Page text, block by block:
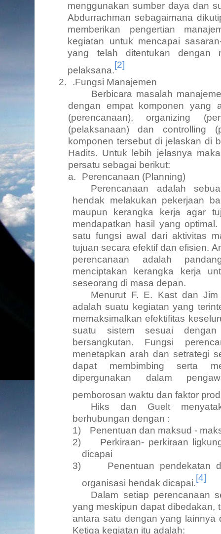
menggunakan sumber daya dan
Abdurrachman sebagaimana
memberikan pengertian
kegiatan untuk mencapai
yang telah ditentukan dengan
pelaksana.
[2]
2.
.Fungsi Manajemen
Berbicara masalah
dengan empat komponen yang
(perencanaan), organizing
(pelaksanaan) dan controlling
komponen tersebut di jelaskan di
Hadits. Untuk lebih jelasnya
persatu sebagai berikut:
a.
Perencanaan (Planning)
Perencanaan adalah
hendak melakukan pekerjaan
maupun kerangka kerja agar
mendapatkan hasil yang
satu fungsi awal dari aktivitas
tujuan secara efektif dan efisien.
perencanaan adalah
menciptakan kerangka kerja
seseorang di masa depan.
Menurut F. E. Kast dan Jim
adalah suatu kegiatan yang
memaksimalkan efektifitas
suatu sistem sesuai
bersangkutan. Fungsi
menetapkan arah dan setrategi
dapat membimbing serta
dipergunakan dalam
pemborosan waktu dan faktor
Hiks dan Guelt
berhubungan dengan :
1)
Penentuan dan maksud-
2)
Perkiraan- perkiraan
dicapai
3)
Penentuan pendekatan
organisasi hendak dicapai.
[4]
Dalam setiap perencanaan
yang meskipun dapat dibedakan,
antara satu dengan yang lainnya
Ketiga kegiatan itu adalah: